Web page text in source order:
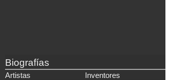
Biografías
Artistas
Inventores